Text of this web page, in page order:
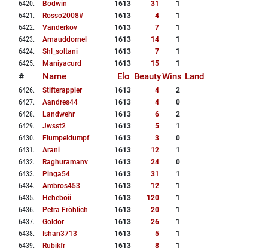
6420. Bodwin 1613 31
1
6421 . Rosso2008# 1613 4
1
6422. Vanderkov 1613 7
1
6423. Arnauddornel 1613 14
1
6424. Shl_soltani 1613 7
1
6425. Maniyacurd 1613 15 1
# Name Elo BeautyWins Land
6426. Stifterappler 1613 4
2
6427. Aandres44 1613 4
0
6428. Landwehr 1613 6
2
6429. Jwsst2 1613 5
1
6430. Flumpeldumpf 1613 3
0
6431 . Arani 1613 12
1
6432. Raghuramanv 1613 24
0
6433. Pinga54 1613 31
1
6434. Ambros453 1613 12
1
6435. Heheboii 1613 120
1
6436. Petra Fröhlich 1613 20
1
6437. Goldor 1613 26
1
6438. Ishan3713 1613 5
1
6439. Rubikfr 1613 8
1